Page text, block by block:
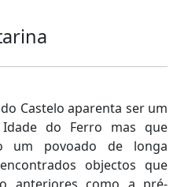
Castelo aparenta ser um
do Ferro mas que
um povoado de longa
objectos que